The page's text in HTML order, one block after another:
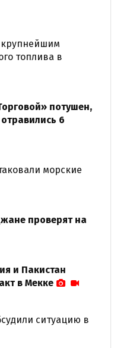
крупнейшим
топлива в
потушен,
6
морские
проверят на
и Пакистан
в Мекке
ситуацию в